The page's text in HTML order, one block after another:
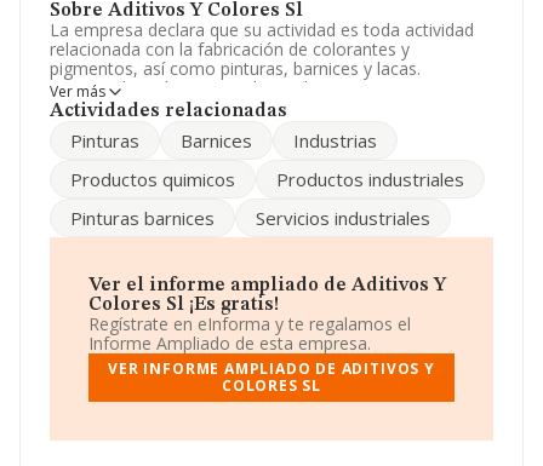
Sobre Aditivos Y Colores Sl
La empresa declara que su actividad es toda actividad
relacionada con la fabricación de colorantes y
pigmentos, así como pinturas, barnices y lacas.
comercialización y venta de productos quimicos en
general. La empresa es una Sociedad Limitada. La
de pinturas, barnices y revestimientos similares; tintas
compañía no tiene actividad en mercados exteriores.
Ha habido un incremento en cuanto al número de
empleados y según los datos a disposición de
debajo de la media de sector.
Su email esgtorres@aditivosycolores.com.
La empresaAditivos y Colores S.L, NIF B64651953,
tiene su domicilio social establecido en Calle Industria
núm. 3 Pg Industrial Ponsferre, (08212), en el municipio
Ver más
Actividades relacionadas
Pinturas Barnices
Industrias
Productos quimicos
Productos industriales
Pinturas barnices
Servicios industriales
Ver el informe ampliado de Aditivos Y
Colores Sl ¡Es gratis!
Regístrate en eInforma y te regalamos el
Informe Ampliado de esta empresa.
VER INFORME AMPLIADO DE ADITIVOS Y
COLORES SL